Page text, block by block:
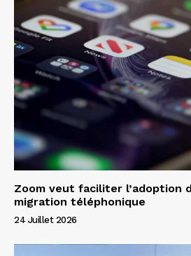
Zoom veut faciliter l’adoption
migration téléphonique
24 Juillet 2026